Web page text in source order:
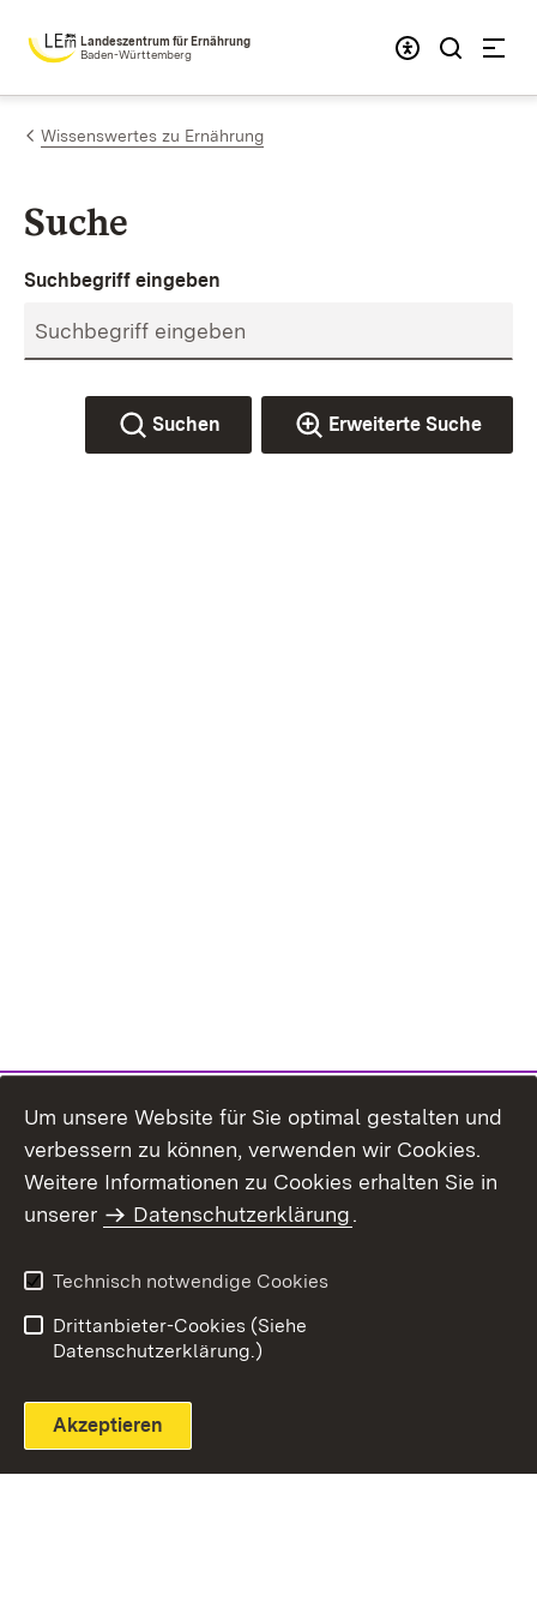
Zum Inhalt springen
Landeszentrum für Ernährung
Baden-Württemberg
Wissenswertes zu Ernährung
Suche
Suchbegriff eingeben
Suchen Erweiterte Suche
Themenübersicht
Um unsere Website für Sie optimal gestalten und
verbessern zu können, verwenden wir Cookies.
Weitere Informationen zu Cookies erhalten Sie in
unserer
Datenschutzerklärung.
Technisch notwendige Cookies
Drittanbieter-Cookies (Siehe
Datenschutzerklärung.)
Akzeptieren